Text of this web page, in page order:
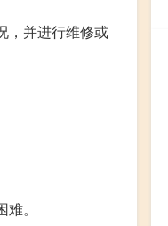
，并进行维修或
。